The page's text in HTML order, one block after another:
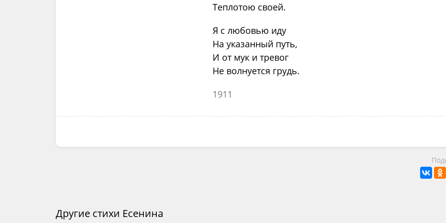
Теплотою своей.
Я с любовью иду
На указанный путь,
И от мук и тревог
Не волнуется грудь.
1911
Другие стихи Есенина